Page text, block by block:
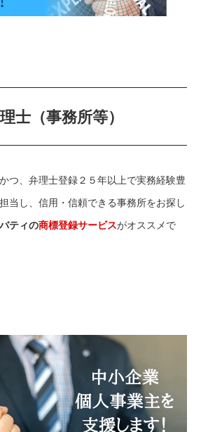
士（事務所等）
つ、弁理士登録２５年以上で実務経験豊
当し、信用・信頼できる事務所をお探し
ティの商標登録サービスがオススメで